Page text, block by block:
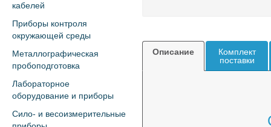
кабелей
Приборы контроля
окружающей среды
Металлографическая
пробоподготовка
Лабораторное
оборудование и приборы
Сило- и весоизмерительные
Описание
Комплект
поставки